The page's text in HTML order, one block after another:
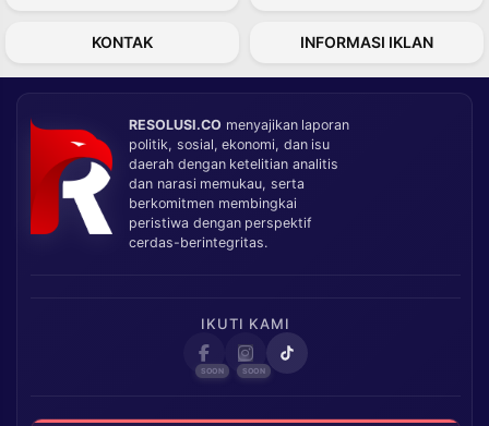
KONTAK INFORMASI IKLAN
RESOLUSI.CO menyajikan laporan
politik, sosial, ekonomi, dan isu
daerah dengan ketelitian analitis
dan narasi memukau, serta
berkomitmen membingkai
peristiwa dengan perspektif
cerdas-berintegritas.
IKUTI KAMI